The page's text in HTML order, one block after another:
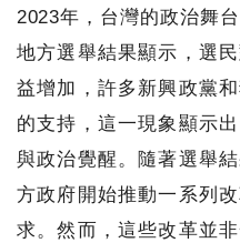
2023年，台灣的政治舞
地方選舉結果顯示，選
益增加，許多新興政黨
的支持，這一現象顯示
與政治覺醒。隨著選舉
方政府開始推動一系列
求。然而，這些改革並